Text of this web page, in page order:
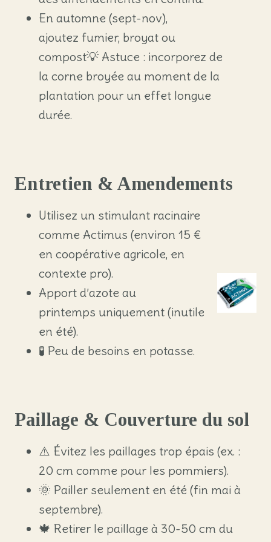
En automne (sept-nov),
ajoutez fumier, broyat ou
compost💡 Astuce : incorporez de
la corne broyée au moment de la
plantation pour un effet longue
durée.
Entretien & Amendements
Utilisez un stimulant racinaire
comme Actimus (environ 15 €
en coopérative agricole, en
contexte pro).
Apport d’azote au
printemps uniquement (inutile
en été).
🧪 Peu de besoins en potasse.
Paillage & Couverture du sol
⚠️ Évitez les paillages trop épais (ex. :
20 cm comme pour les pommiers).
🌞 Pailler seulement en été (fin mai à
septembre).
🍁 Retirer le paillage à 30-50 cm du